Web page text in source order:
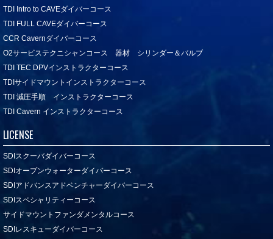
TDI Intro to CAVEダイバーコース
TDI FULL CAVEダイバーコース
CCR Cavernダイバーコース
O2サービステクニシャンコース 器材 シリンダー＆バルブ
TDI TEC DPVインストラクターコース
TDIサイドマウントインストラクターコース
TDI 減圧手順 インストラクターコース
TDI Cavern インストラクターコース
LICENSE
SDIスクーバダイバーコース
SDIオープンウォーターダイバーコース
SDIアドバンスアドベンチャーダイバーコース
SDIスペシャリティーコース
サイドマウントファンダメンタルコース
SDIレスキューダイバーコース